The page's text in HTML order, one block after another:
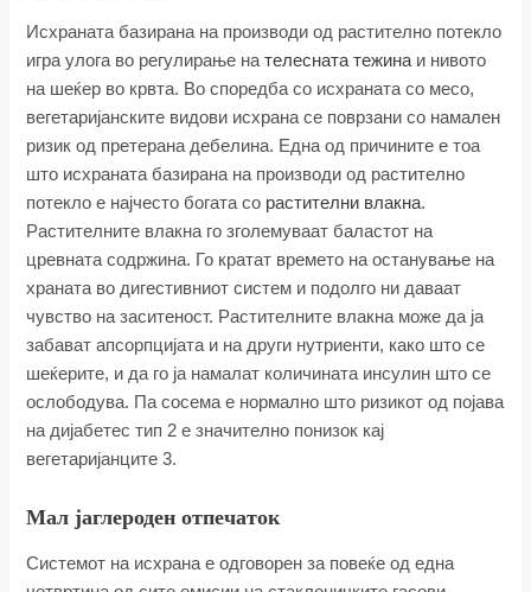
Исхраната базирана на производи од растително потекло
игра улога во регулирање нателесната тежина и нивото
на шеќер во крвта. Во споредба со исхраната со месо,
вегетаријанските видови исхрана се поврзани со намален
ризик од претерана дебелина. Една од причините е тоа
што исхраната базирана на производи од растително
потекло е најчесто богата со растителни влакна.
Растителните влакна го зголемуваат баластот на
цревната содржина. Го кратат времето на останување на
храната во дигестивниот систем и подолго ни даваат
чувство на заситеност. Растителните влакна може да ја
забават апсорпцијата и на други нутриенти, како што се
шеќерите, и да го ја намалат количината инсулин што се
ослободува. Па сосема е нормално што ризикот од појава
на дијабетес тип 2 е значително понизок кај
вегетаријанците 3.
Мал јаглероден отпечаток
Системот на исхрана е одговорен за повеќе од една